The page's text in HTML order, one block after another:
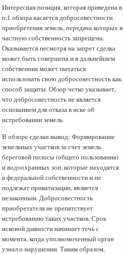
Интересная позиция, которая приведена в
п.1 обзора касается добросовестности
приобретения земель, передача которых в
частную собственность запрещена.
Оказывается несмотря на запрет сделка
может быть совершена и в дальнейшем
собственник может пытаться
использовать свою добросовестность как
способ защиты. Обзор четко указывает,
что добросовестность не является
основанием для отказа в иске об
истребовании земель.
В обзоре сделан вывод: Формирование
земельных участков за счет земель
береговой полосы (общего пользования)
и водоохранных зон, которые находятся
в федеральной собственности и не
подлежат приватизации, является
незаконным. Добросовестность
приобретателя не препятствует
истребованию таких участков. Срок
исковой давности начинает течь с
момента, когда уполномоченный орган
узнал о нарушении. Таким образом,